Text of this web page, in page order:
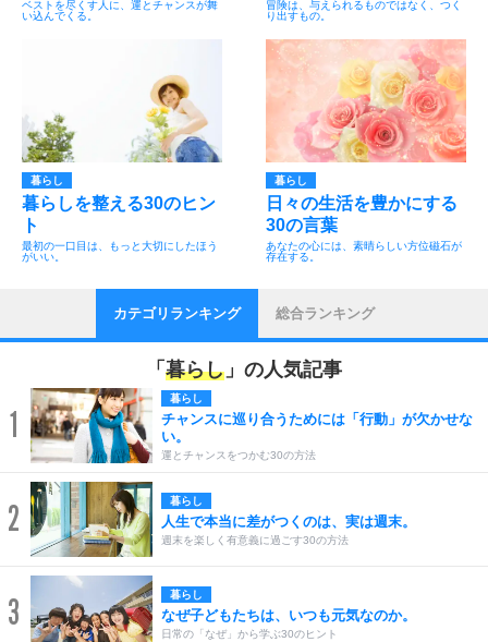
ベストを尽くす人に、運とチャンスが舞
い込んでくる。
冒険は、与えられるものではなく、つく
り出すもの。
暮らし
暮らしを整える30のヒン
ト
最初の一口目は、もっと大切にしたほう
がいい。
暮らし
日々の生活を豊かにする
30の言葉
あなたの心には、素晴らしい方位磁石が
存在する。
カテゴリランキング 総合ランキング
「 暮らし 」の人気記事
1
暮らし
チャンスに巡り合うためには「行動」が欠かせな
い。
運とチャンスをつかむ30の方法
2 暮らし
人生で本当に差がつくのは、実は週末。
週末を楽しく有意義に過ごす30の方法
3 暮らし
なぜ子どもたちは、いつも元気なのか。
日常の「なぜ」から学ぶ30のヒント